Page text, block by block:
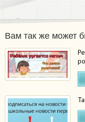
Вам так же может